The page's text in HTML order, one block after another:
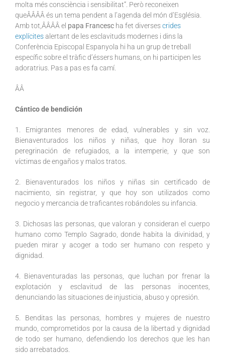
molta més consciència i sensibilitat”. Però reconeixen
queÂÂÂÂ és un tema pendent a l’agenda del món d’Església.
Amb tot,ÂÂÂÂ el papa Francesc ha fet diversescrides
explícitesalertant de les esclavituds modernes i dins la
Conferència Episcopal Espanyola hi ha un grup de treball
específic sobre el tràfic d’éssers humans, on hi participen les
adoratrius. Pas a pas es fa camí.
ÂÂ
Cántico de bendición
1. Emigrantes menores de edad, vulnerables y sin voz.
Bienaventurados los niños y niñas, que hoy lloran su
peregrinación de refugiados, a la intemperie, y que son
víctimas de engaños y malos tratos.
2. Bienaventurados los niños y niñas sin certificado de
nacimiento, sin registrar, y que hoy son utilizados como
negocio y mercancia de traficantes robándoles su infancia.
3. Dichosas las personas, que valoran y consideran el cuerpo
humano como Templo Sagrado, donde habita la divinidad, y
pueden mirar y acoger a todo ser humano con respeto y
dignidad.
4. Bienaventuradas las personas, que luchan por frenar la
explotación y esclavitud de las personas inocentes,
denunciando las situaciones de injusticia, abuso y opresión.
5. Benditas las personas, hombres y mujeres de nuestro
mundo, comprometidos por la causa de la libertad y dignidad
de todo ser humano, defendiendo los derechos que les han
sido arrebatados.